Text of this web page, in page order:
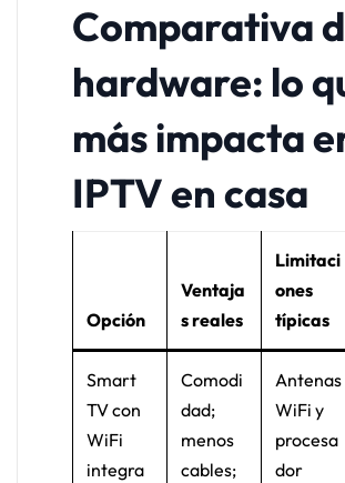
Comparativa
hardware: lo
más impacta
IPTV en casa
Opción
Ventaja
s reales
Limitaci
ones
típicas
Smart
TV con
WiFi
integra
Comodi
dad;
menos
cables;
Antenas
WiFi y
procesa
dor